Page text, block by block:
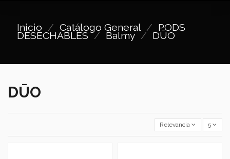
Inicio Catálogo General PODS
DESECHABLES Balmy DŪO
DŪO
Relevancia 5